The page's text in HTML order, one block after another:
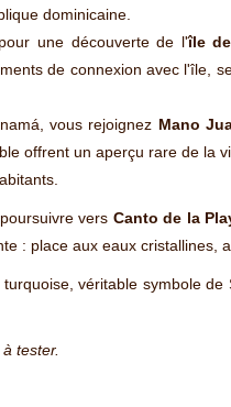
dominicaine.
une découverte de l'île
de connexion avec l'île,
vous rejoignez Mano
offrent un aperçu rare de la
vers Canto de la
: place aux eaux cristallines,
véritable symbole
tester.